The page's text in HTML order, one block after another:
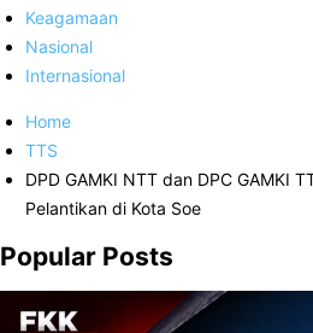
Keagamaan
Nasional
Internasional
Home
TTS
DPD GAMKI NTT dan DPC GAMKI
Pelantikan di Kota Soe
Popular Posts